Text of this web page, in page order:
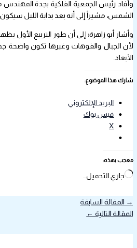
وأفاد رئيس الجمعية الفلكية بجدة
الشمس، مشيراً إلى أنه بعد بداية الليل سيكون القمر
وأشار أبو زاهرة؛ إلى أن طور التربيع
لأن الجبال والفوهات وغيرها تكون واضحة
الأبعاد.
شارك هذا الموضوع:
البريد الإلكتروني
فيس بوك
X
معجب بهذه:
جاري التحميل…
→ المقالة السابقة
المقالة التالية ←